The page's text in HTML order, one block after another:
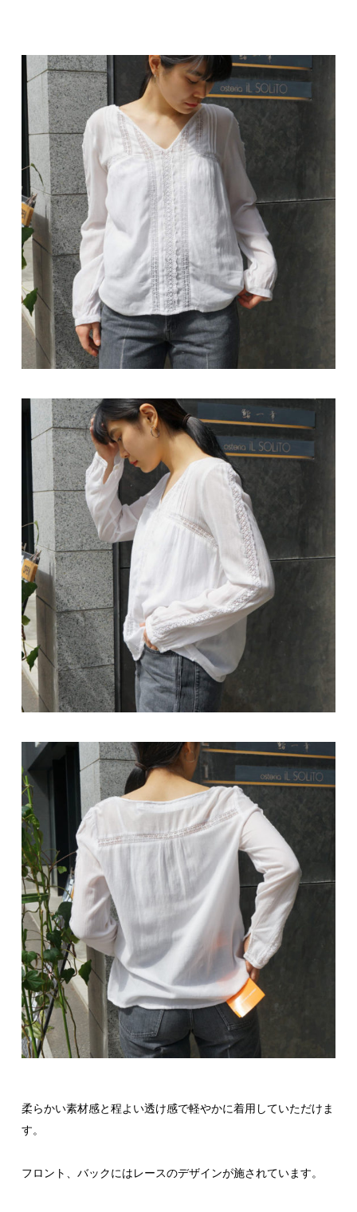
柔らかい素材感と程よい透け感で軽やかに着用していただけま
す。
フロント、バックにはレースのデザインが施されています。